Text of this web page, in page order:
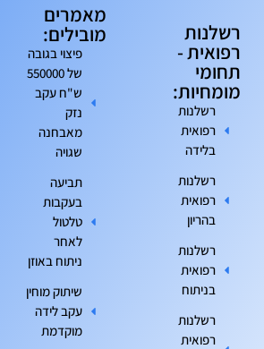
רשלנות
רפואית -
תחומי
מומחיות:
רשלנות
רפואית
בלידה
רשלנות
רפואית
בהריון
רשלנות
רפואית
בניתוח
רשלנות
רפואית
מאמרים
מובילים:
פיצוי בגובה
של 550000
ש"ח עקב
נזק
מאבחנה
שגויה
תביעה
בעקבות
טלטול
לאחר
ניתוח באוזן
שיתוק מוחין
עקב לידה
מוקדמת